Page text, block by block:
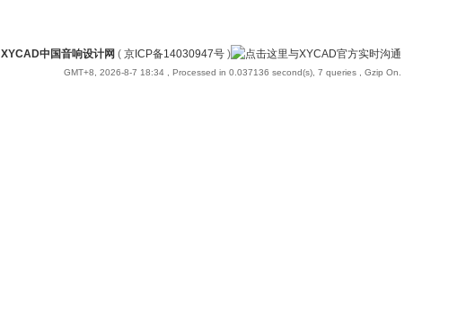
XYCAD中国音响设计网 ( 京ICP备14030947号 )
GMT+8, 2026-8-7 18:34 , Processed in 0.037136 second(s), 7 queries , Gzip On.